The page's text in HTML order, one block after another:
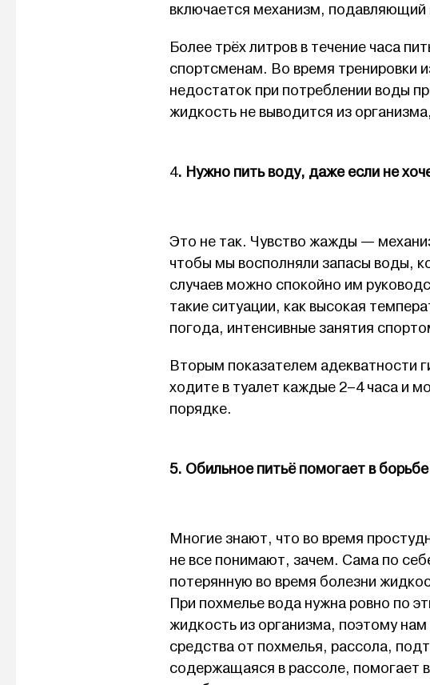
включается механизм, подавляющий
Более трёх литров в течение часа
спортсменам. Во время тренировки
недостаток при потреблении воды
жидкость не выводится из
4. Нужно пить воду, даже если не
Это не так. Чувство жажды —
чтобы мы восполняли запасы воды,
случаев можно спокойно им
такие ситуации, как высокая
погода, интенсивные занятия
Вторым показателем адекватности
ходите в туалет каждые 2–4 часа и
порядке.
5. Обильное питьё помогает в
Многие знают, что во время
не все понимают, зачем. Сама по
потерянную во время болезни
При похмелье вода нужна ровно по
жидкость из организма, поэтому
средства от похмелья, рассола,
содержащаяся в рассоле, помогает